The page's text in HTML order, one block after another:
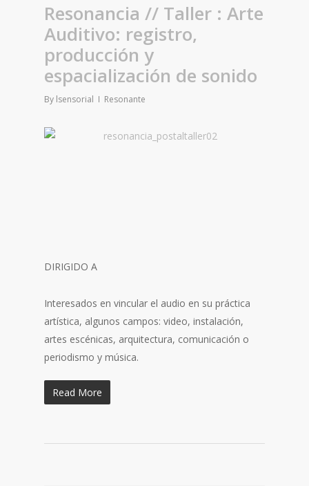
Resonancia // Taller : Arte
Auditivo: registro,
producción y
espacialización de sonido
By lsensorial Resonante
DIRIGIDO A
Interesados en vincular el audio en su práctica
artística, algunos campos: video, instalación,
artes escénicas, arquitectura, comunicación o
periodismo y música.
Read More